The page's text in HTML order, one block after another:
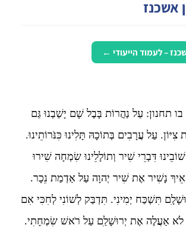
אשכנז
– לעמוד הייעודי ←
תחנון: עַל נַהֲרוֹת בָּבֶל שָׁם יָשַׁבְנוּ גַּם
צִיּוֹן. עַל עֲרָבִים בְּתוֹכָהּ תָּלִינוּ כִּנֹּרוֹתֵינוּ.
דִּבְרֵי שִׁיר וְתוֹלָלֵינוּ שִׂמְחָה שִׁירוּ
אֵיךְ נָשִׁיר אֶת שִׁיר יְהוָה עַל אַדְמַת נֵכָר.
תִּשְׁכַּח יְמִינִי. תִּדְבַּק לְשׁוֹנִי לְחִכִּי אִם
לֹא אַעֲלֶה אֶת יְרוּשָׁלַ‍ִם עַל רֹאשׁ שִׂמְחָתִי.